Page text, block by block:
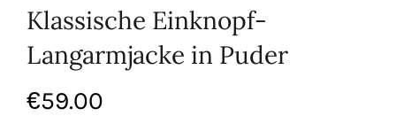
Klassische Einknopf-
Langarmjacke in Puder
€59.00